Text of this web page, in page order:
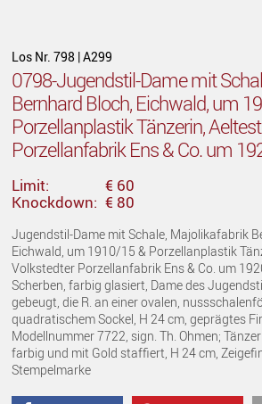
Los Nr. 798 | A299
0798-Jugendstil-Dame mit
Bernhard Bloch, Eichwald, um
Porzellanplastik Tänzerin,
Porzellanfabrik Ens & Co. um
Limit:
€ 60
Knockdown: € 80
Jugendstil-Dame mit Schale, Majolikafabrik
Eichwald, um 1910/15 & Porzellanplastik
Volkstedter Porzellanfabrik Ens & Co. um
Scherben, farbig glasiert, Dame des
gebeugt, die R. an einer ovalen,
quadratischem Sockel, H 24 cm, geprägtes
Modellnummer 7722, sign. Th. Ohmen;
farbig und mit Gold staffiert, H 24 cm,
Stempelmarke